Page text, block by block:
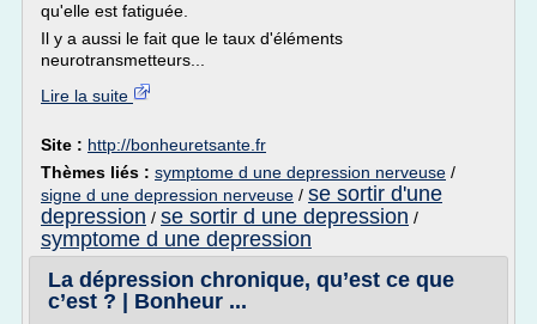
qu'elle est fatiguée.
Il y a aussi le fait que le taux d'éléments
neurotransmetteurs...
Lire la suite
Site : http://bonheuretsante.fr
Thèmes liés : symptome d une depression nerveuse /
signe d une depression nerveuse / se sortir d'une
depression / se sortir d une depression /
symptome d une depression
La dépression chronique, qu’est ce que
c’est ? | Bonheur ...